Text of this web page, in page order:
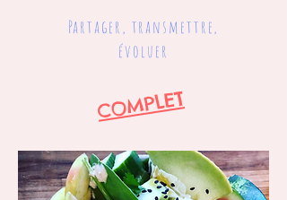
Partager, transmettre,
évoluer
COMPLET